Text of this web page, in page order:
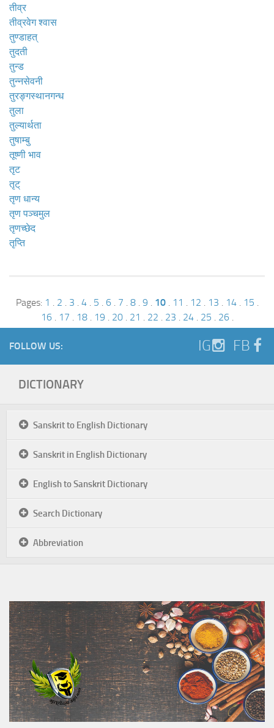
तीव्र
तीव्रवेग श्वास
तुण्डाहत्
तुदती
तुन्ड
तुन्नसेवनी
तुरङ्गस्थानगन्ध
तुला
तुल्यार्थता
तुषाम्बु
तूष्णी भाव
तृट
तृट्
तृण धान्य
तृण पञ्चमुल
तृणच्छेद
तृप्ति
Pages: 1 . 2 . 3 . 4. 5 . 6. 7 . 8. 9 . 10. 11 . 12 . 13 . 14. 15 .
16. 17 . 18. 19 . 20. 21 . 22 . 23 . 24. 25 . 26.
FOLLOW US: IG FB
DICTIONARY
Sanskrit to English Dictionary
Sanskrit in English Dictionary
English to Sanskrit Dictionary
Search Dictionary
Abbreviation